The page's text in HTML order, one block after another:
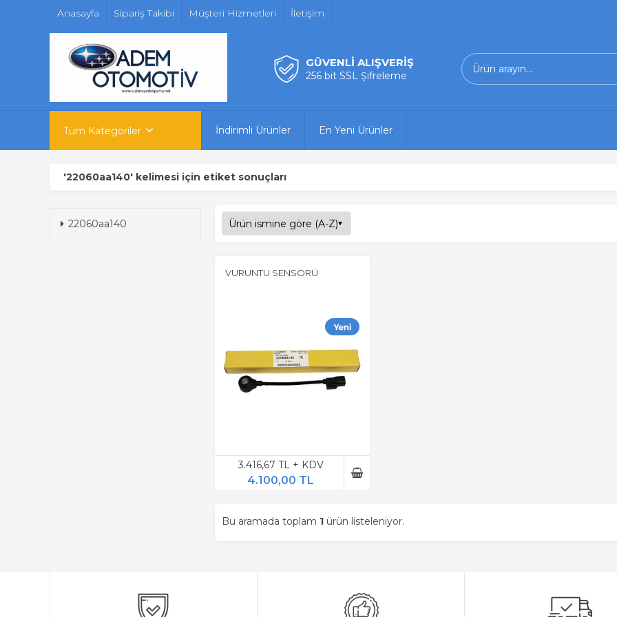
Anasayfa Sipariş Takibi Müşteri Hizmetleri İletişim
GÜVENLİ ALIŞVERİŞ
256 bit SSL Şifreleme
Tüm Kategoriler İndirimli Ürünler En Yeni Ürünler
'22060aa140' kelimesi için etiket sonuçları
22060aa140
VURUNTU SENSÖRÜ
3.416,67 TL + KDV
4.100,00 TL
Bu aramada toplam 1 ürün listeleniyor.